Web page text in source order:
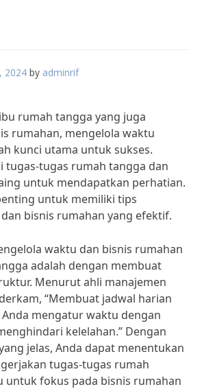
2024 by adminrif
rumah tangga yang juga
rumahan, mengelola waktu
kunci utama untuk sukses.
tugas-tugas rumah tangga dan
untuk mendapatkan perhatian.
untuk memiliki tips
bisnis rumahan yang efektif.
waktu dan bisnis rumahan
adalah dengan membuat
Menurut ahli manajemen
“Membuat jadwal harian
mengatur waktu dengan
kelelahan.” Dengan
jelas, Anda dapat menentukan
tugas-tugas rumah
untuk fokus pada bisnis rumahan